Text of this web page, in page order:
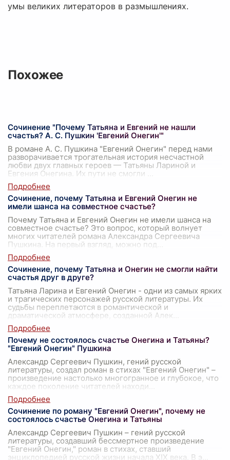
умы великих литераторов в размышлениях.
Похожее
Сочинение "Почему Татьяна и Евгений не нашли
счастья? А. С. Пушкин 'Евгений Онегин'"
В романе А. С. Пушкина "Евгений Онегин" перед нами
разворачивается трогательная история несчастной
любви двух главных героев — Татьяны Лариной и
Евгения Онегина. Их пути не смогли
Сочинение, почему Татьяна и Евгений Онегин не
имели шанса на совместное счастье?
Почему Татьяна и Евгений Онегин не имели шанса на
совместное счастье? Это вопрос, который волнует
многих читателей романа Александра Сергеевича
Пушкина. На первый взгляд, можно под
Сочинение, почему Татьяна и Онегин не смогли найти
счастья друг в друге?
Татьяна Ларина и Евгений Онегин - одни из самых ярких
и трагических персонажей русской литературы. Их
судьбы переплетаются в романтической и
драматической атмосфере, созданной Алек
Почему не состоялось счастье Онегина и Татьяны?
"Евгений Онегин" Пушкина
Александр Сергеевич Пушкин, гений русской
литературы, создал роман в стихах "Евгений Онегин" –
произведение настолько многогранное и глубокое, что
каждое поколение читателей находи
Сочинение по роману "Евгений Онегин", почему не
состоялось счастье Онегина и Татьяны
Александр Сергеевич Пушкин – гений русской
литературы, создавший бессмертное произведение
"Евгений Онегин," роман в стихах, ставший
энциклопедией русской жизни начала XIX века. В э